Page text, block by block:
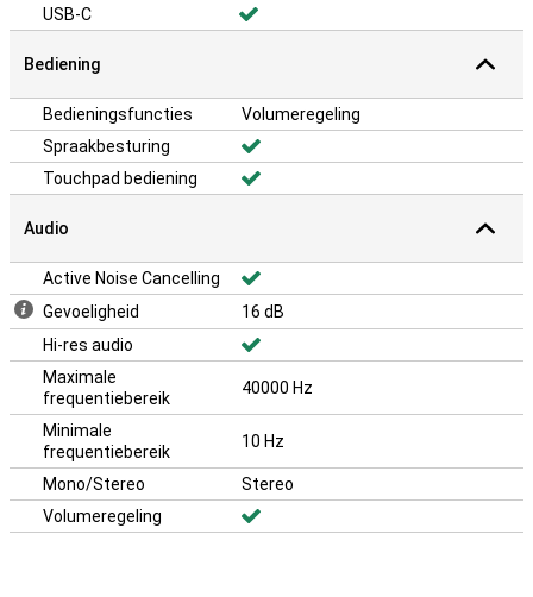
USB-C
Bediening
Bedieningsfuncties
Volumeregeling
Spraakbesturing
Touchpad bediening
Audio
Active Noise Cancelling
Gevoeligheid
16 dB
Hi-res audio
Maximale
frequentiebereik
40000 Hz
Minimale
frequentiebereik
10 Hz
Mono/Stereo
Stereo
Volumeregeling